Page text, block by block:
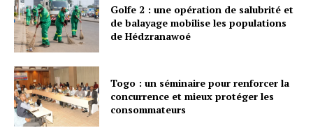
Golfe 2 : une opération de salubrité et
de balayage mobilise les populations
de Hédzranawoé
Togo : un séminaire pour renforcer la
concurrence et mieux protéger les
consommateurs